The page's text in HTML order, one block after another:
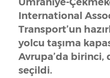
International
Transport’un
yolcu taşıma
Avrupa’da birinci,
seçildi.